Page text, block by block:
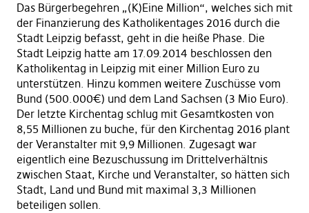
Das Bürgerbegehren „(K)Eine Million“, welches sich mit
der Finanzierung des Katholikentages 2016 durch die
Stadt Leipzig befasst, geht in die heiße Phase. Die
Stadt Leipzig hatte am 17.09.2014 beschlossen den
Katholikentag in Leipzig mit einer Million Euro zu
unterstützen. Hinzu kommen weitere Zuschüsse vom
Bund (500.000€) und dem Land Sachsen (3 Mio Euro).
Der letzte Kirchentag schlug mit Gesamtkosten von
8,55 Millionen zu buche, für den Kirchentag 2016 plant
der Veranstalter mit 9,9 Millionen. Zugesagt war
eigentlich eine Bezuschussung im Drittelverhältnis
zwischen Staat, Kirche und Veranstalter, so hätten sich
Stadt, Land und Bund mit maximal 3,3 Millionen
beteiligen sollen.